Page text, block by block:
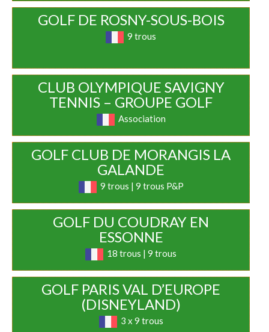
GOLF DE ROSNY-SOUS-BOIS
9 trous
CLUB OLYMPIQUE SAVIGNY
TENNIS – GROUPE GOLF
Association
GOLF CLUB DE MORANGIS LA
GALANDE
9 trous | 9 trous P&P
GOLF DU COUDRAY EN
ESSONNE
18 trous | 9 trous
GOLF PARIS VAL D’EUROPE
(DISNEYLAND)
3 x 9 trous